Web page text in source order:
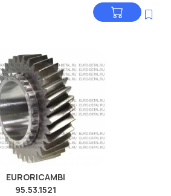
EURORICAMBI
95.53.1521